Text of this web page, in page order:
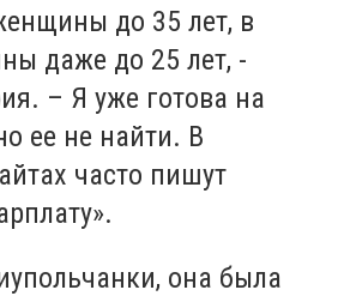
до 35 лет, в
даже до 25 лет, -
– Я уже готова на
ее не найти. В
часто пишут
она была